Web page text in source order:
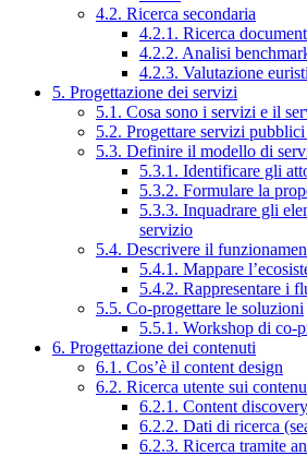
4.2. Ricerca secondaria
4.2.1. Ricerca
4.2.2. Analisi
4.2.3. Valutazione
5. Progettazione dei servizi
5.1. Cosa sono i servizi e il
5.2. Progettare servizi
5.3. Definire il modello di
5.3.1. Identificare gli
5.3.2. Formulare la
5.3.3. Inquadrare gli
servizio
5.4. Descrivere il
5.4.1. Mappare
5.4.2. Rappresentare i
5.5. Co-progettare le soluzioni
5.5.1. Workshop di co-
6. Progettazione dei contenuti
6.1. Cos’è il content design
6.2. Ricerca utente sui
6.2.1. Content discovery
6.2.2. Dati di ricerca
6.2.3. Ricerca tramite